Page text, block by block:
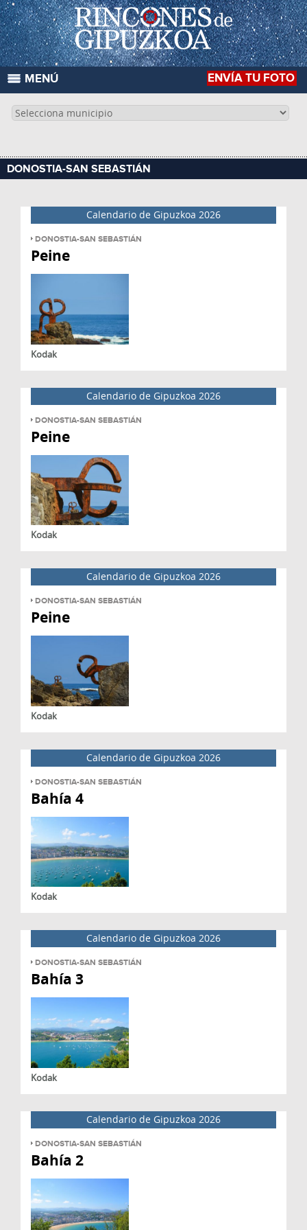
ENVÍA TU FOTO
MENÚ
DONOSTIA-SAN SEBASTIÁN
Calendario de Gipuzkoa 2026
DONOSTIA-SAN SEBASTIÁN
Peine
Kodak
Calendario de Gipuzkoa 2026
DONOSTIA-SAN SEBASTIÁN
Peine
Kodak
Calendario de Gipuzkoa 2026
DONOSTIA-SAN SEBASTIÁN
Peine
Kodak
Calendario de Gipuzkoa 2026
DONOSTIA-SAN SEBASTIÁN
Bahía 4
Kodak
Calendario de Gipuzkoa 2026
DONOSTIA-SAN SEBASTIÁN
Bahía 3
Kodak
Calendario de Gipuzkoa 2026
DONOSTIA-SAN SEBASTIÁN
Bahía 2